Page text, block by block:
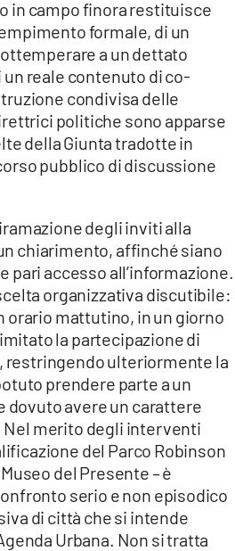
in campo finora restituisce
formale, di un
a un dettato
reale contenuto di co-
condivisa delle
politiche sono apparse
della Giunta tradotte in
pubblico di discussione
degli inviti alla
chiarimento, affinché siano
pari accesso all’informazione.
organizzativa discutibile:
orario mattutino, in un giorno
la partecipazione di
restringendo ulteriormente la
prendere parte a un
dovuto avere un carattere
merito degli interventi
del Parco Robinson
del Presente – è
serio e non episodico
di città che si intende
Urbana. Non si tratta